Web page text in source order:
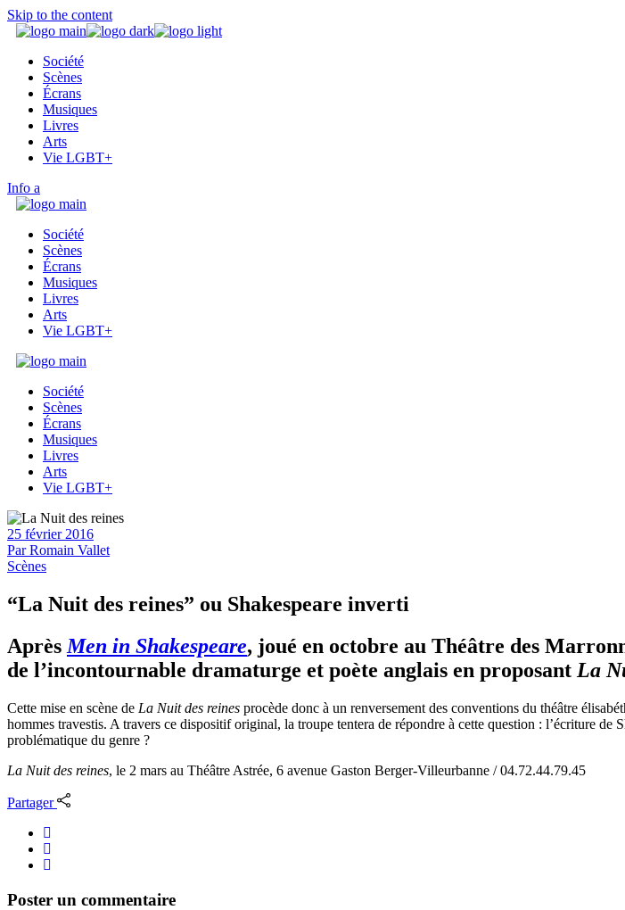
Skip to the content
Société
Scènes
Écrans
Musiques
Livres
Arts
Vie LGBT+
Info
Société
Scènes
Écrans
Musiques
Livres
Arts
Vie LGBT+
Société
Scènes
Écrans
Musiques
Livres
Arts
Vie LGBT+
25 février 2016
ParRomain Vallet
Scènes
“La Nuit des reines” ou Shakespeare inverti
Après Men in Shakespeare, joué en octobre au Théâtre des
de l’incontournable dramaturge et poète anglais en proposant La
Cette mise en scène de La Nuit des reines procède donc à un renversement des conventions du théâtre
hommes travestis. A travers ce dispositif original, la troupe tentera de répondre à cette question : l’écriture de
problématique du genre ?
La Nuit des reines, le 2 mars au Théâtre Astrée, 6 avenue Gaston Berger-Villeurbanne / 04.72.44.79.45
Partager
Poster un commentaire